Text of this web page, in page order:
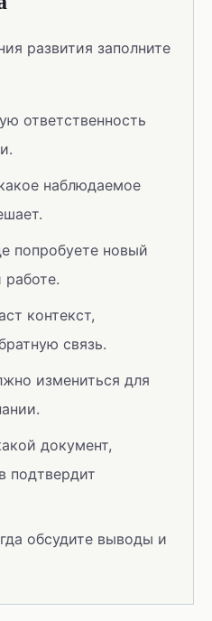
развития заполните
ответственность
наблюдаемое
попробуете новый
работе.
контекст,
связь.
измениться для
документ,
подтвердит
обсудите выводы и